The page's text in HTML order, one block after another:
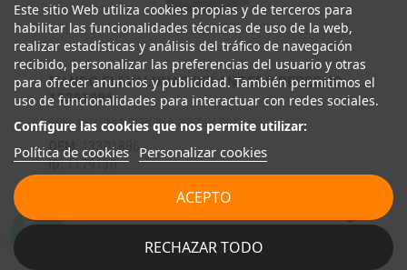
MANDO ELEVALUNAS DELANTERO DERECHO
13301886
OPEL INSIGNIA BERLINA 2.0 16V CDTI
OEM: 13301886
ID:1179130
Este sitio Web utiliza cookies propias y de terceros para
habilitar las funcionalidades técnicas de uso de la web,
realizar estadísticas y análisis del tráfico de navegación
recibido, personalizar las preferencias del usuario y otras
para ofrecer anuncios y publicidad. También permitimos el
uso de funcionalidades para interactuar con redes sociales.
Configure las cookies que nos permite utilizar:
Política de cookies Personalizar cookies
RECHAZAR TODO
ACEPTO